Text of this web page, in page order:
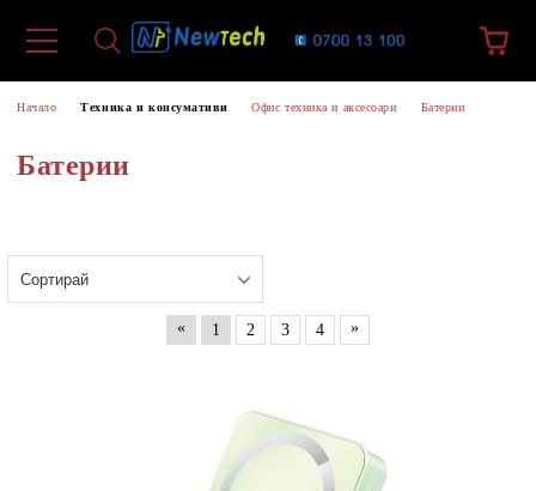
Начало Техника и консумативи Офис техника и аксесоари Батерии
Батерии
« 1 2 3 4 »